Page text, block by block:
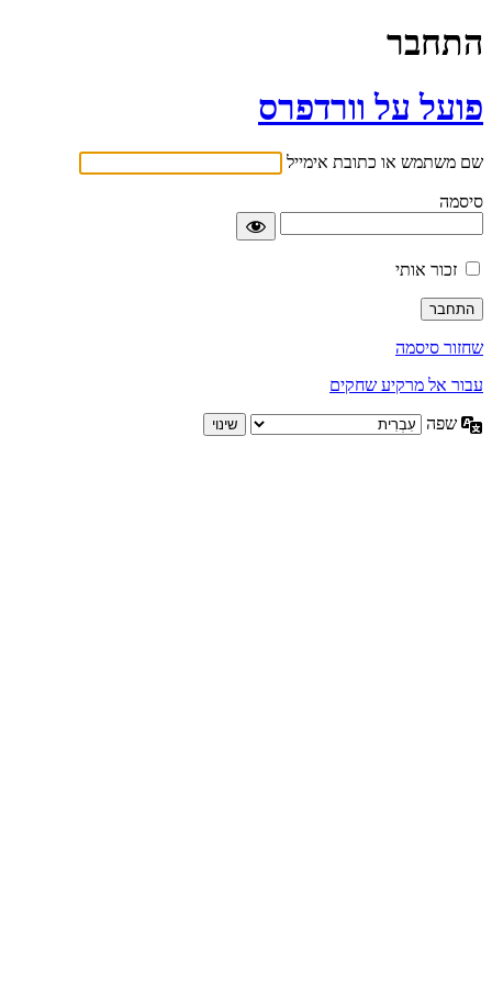
התחבר
פועל על וורדפרס
שם משתמש או כתובת אימייל
סיסמה
זכור אותי
שחזור סיסמה
עבור אל מרקיע שחקים
שפה